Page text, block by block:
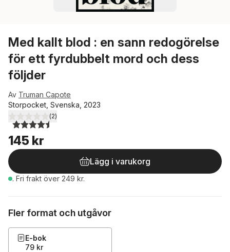
Med kallt blod : en sann redogörelse
för ett fyrdubbelt mord och dess
följder
Av Truman Capote
Storpocket, Svenska, 2023
4,5utav 5 stjärnor. Totalt antal röster:
(2)
145 kr
Lägg i varukorg
. Fri frakt över 249 kr.
Fler format och utgåvor
E-bok
79 kr